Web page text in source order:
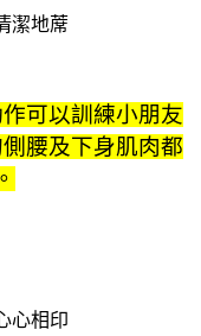
潔地蓆
可以訓練小朋友
腰及下身肌肉都
心相印